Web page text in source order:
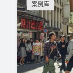
案例库